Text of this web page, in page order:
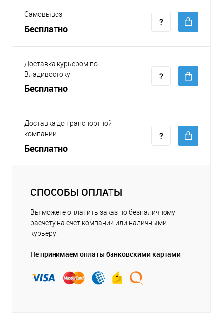
Самовывоз
Бесплатно
Доставка курьером по
Владивостоку
Бесплатно
Доставка до транспортной
компании
Бесплатно
СПОСОБЫ ОПЛАТЫ
Вы можете оплатить заказ по безналичному
расчету на счет компании или наличными
курьеру.
Не принимаем оплаты банковскими картами